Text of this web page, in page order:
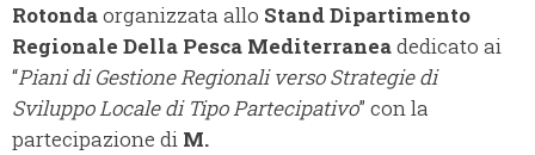
Rotondaorganizzata allo Stand Dipartimento
Regionale Della Pesca Mediterraneadedicato ai
“Piani di Gestione Regionali verso Strategie di
Sviluppo Locale di Tipo Partecipativo” con la
partecipazione di M.